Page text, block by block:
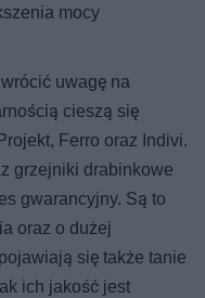
mocy
uwagę na
cieszą się
Ferro oraz Indivi.
grzejniki drabinkowe
gwarancyjny. Są to
oraz o dużej
się także tanie
ich jakość jest